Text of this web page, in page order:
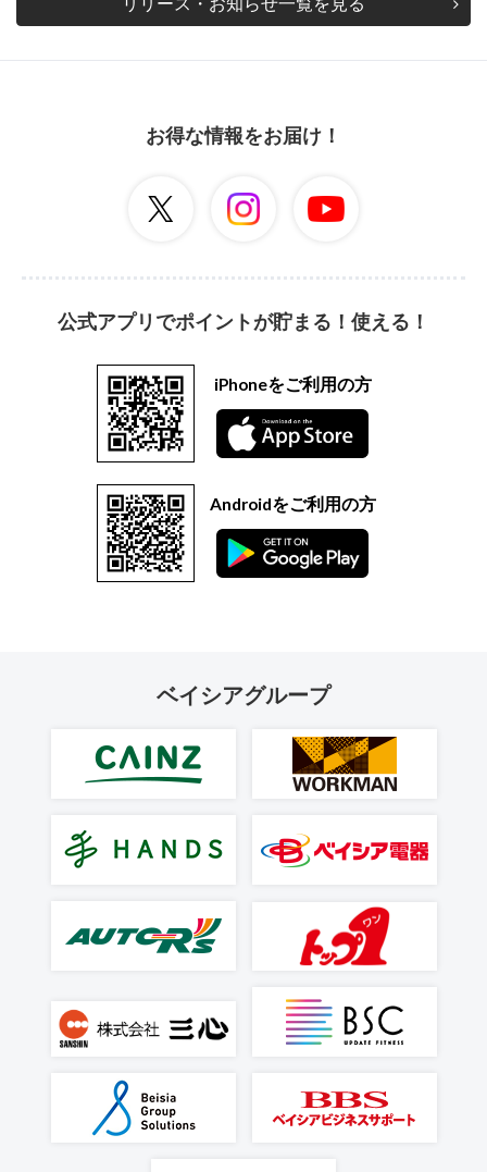
お得な情報をお届け！
公式アプリでポイントが貯まる！使える！
iPhoneをご利用の方
Androidをご利用の方
ベイシアグループ